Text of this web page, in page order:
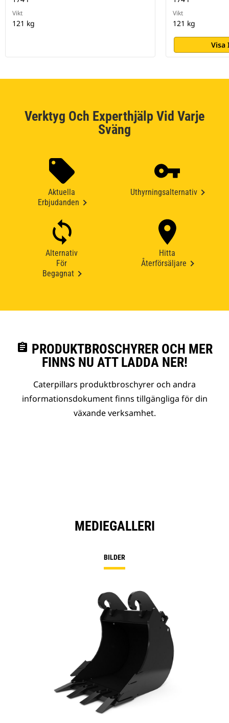
Vikt
121 kg
Vikt
121 kg
Visa
Verktyg Och Experthjälp Vid Varje
Sväng
Aktuella
Erbjudanden
Uthyrningsalternativ
Alternativ
För
Begagnat
Hitta
Återförsäljare
assignment PRODUKTBROSCHYRER OCH MER
FINNS NU ATT LADDA NER!
Caterpillars produktbroschyrer och andra
informationsdokument finns tillgängliga för din
växande verksamhet.
MEDIEGALLERI
BILDER